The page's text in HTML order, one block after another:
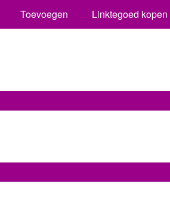
Toevoegen Linktegoed kopen